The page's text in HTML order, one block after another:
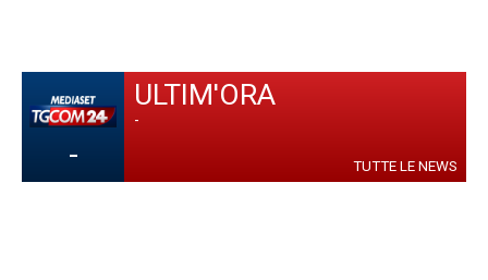
-
ULTIM'ORA
-
TUTTE LE NEWS